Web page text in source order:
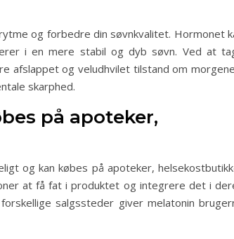
og forbedre din søvnkvalitet. Hormonet
i en mere stabil og dyb søvn. Ved at
afslappet og veludhvilet tilstand om
skarphed.
på apoteker,
og kan købes på apoteker,
at få fat i produktet og integrere det i
salgssteder giver melatonin